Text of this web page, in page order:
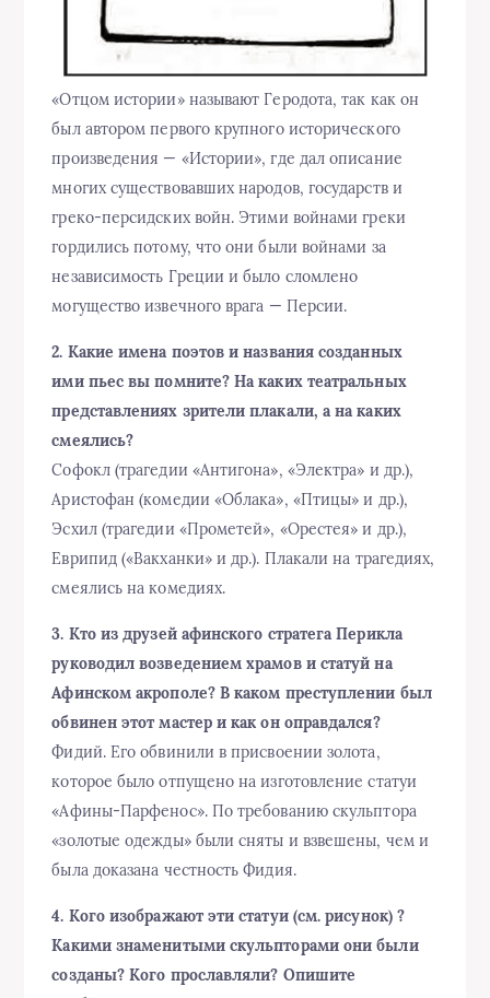
«Отцом истории» называют Геродота, так как он
был автором первого крупного исторического
произведения — «Истории», где дал описание
многих существовавших народов, государств и
греко-персидских войн. Этими войнами греки
гордились потому, что они были войнами за
независимость Греции и было сломлено
могущество извечного врага — Персии.
2. Какие имена поэтов и названия созданных
ими пьес вы помните? На каких театральных
представлениях зрители плакали, а на каких
смеялись?
Софокл (трагедии «Антигона», «Электра» и др.),
Аристофан (комедии «Облака», «Птицы» и др.),
Эсхил (трагедии «Прометей», «Орестея» и др.),
Еврипид («Вакханки» и др.). Плакали на трагедиях,
смеялись на комедиях.
3. Кто из друзей афинского стратега Перикла
руководил возведением храмов и статуй на
Афинском акрополе? В каком преступлении был
обвинен этот мастер и как он оправдался?
Фидий. Его обвинили в присвоении золота,
которое было отпущено на изготовление статуи
«Афины-Парфенос». По требованию скульптора
«золотые одежды» были сняты и взвешены, чем и
была доказана честность Фидия.
4. Кого изображают эти статуи (см. рисунок) ?
Какими знаменитыми скульпторами они были
созданы? Кого прославляли? Опишите